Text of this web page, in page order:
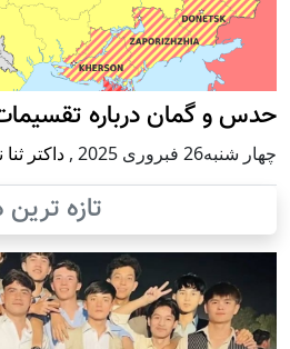
حدس و گمان درباره
چهار شنبه26 فبروری 2025 , داکتر
تازه ترین